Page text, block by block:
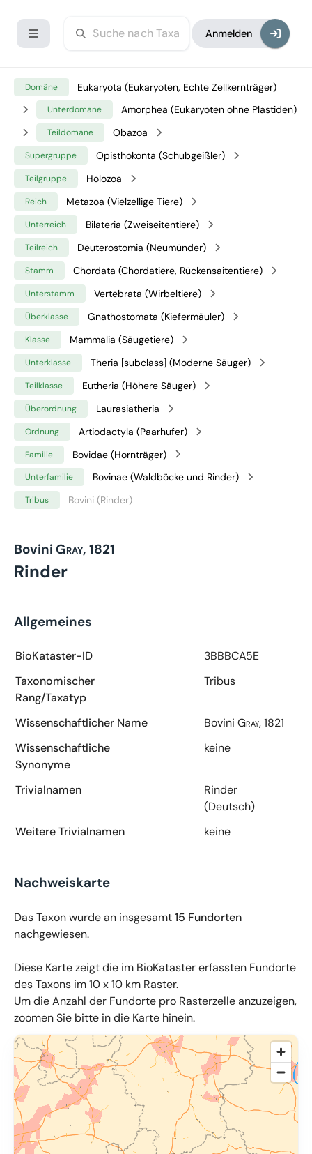
Anmelden
Domäne Eukaryota (Eukaryoten, Echte Zellkernträger)
Unterdomäne Amorphea (Eukaryoten ohne Plastiden)
Teildomäne Obazoa
Supergruppe Opisthokonta (Schubgeißler)
Teilgruppe Holozoa
Reich Metazoa (Vielzellige Tiere)
Unterreich Bilateria (Zweiseitentiere)
Teilreich Deuterostomia (Neumünder)
Stamm Chordata (Chordatiere, Rückensaitentiere)
Unterstamm Vertebrata (Wirbeltiere)
Überklasse Gnathostomata (Kiefermäuler)
Klasse Mammalia (Säugetiere)
Unterklasse Theria [subclass] (Moderne Säuger)
Teilklasse Eutheria (Höhere Säuger)
Überordnung Laurasiatheria
Ordnung Artiodactyla (Paarhufer)
Familie Bovidae (Hornträger)
Unterfamilie Bovinae (Waldböcke und Rinder)
Tribus Bovini (Rinder)
Bovini Gray, 1821
Rinder
Allgemeines
BioKataster-ID
3BBBCA5E
Taxonomischer
Rang/Taxatyp
Tribus
Wissenschaftlicher Name Bovini Gray, 1821
Wissenschaftliche
Synonyme
keine
Trivialnamen
Rinder
(Deutsch)
Weitere Trivialnamen
keine
Nachweiskarte
Das Taxon wurde an insgesamt15 Fundorten
nachgewiesen.
Diese Karte zeigt die im BioKataster erfassten Fundorte
des Taxons im 10 x 10 km Raster.
Um die Anzahl der Fundorte pro Rasterzelle anzuzeigen,
zoomen Sie bitte in die Karte hinein.
© OpenMapTiles OpenStreetMap,34u GmbH